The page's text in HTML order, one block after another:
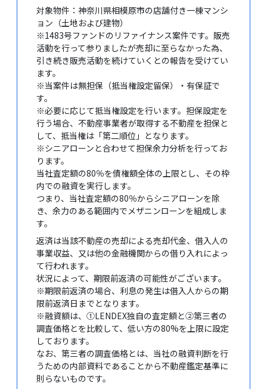
対象物件：神奈川県相模原市の店舗付き一棟マンシ
ョン（土地および建物）
※1483号ファンドのリファイナンス案件です。販売
活動を行って参りましたが売却に至らなかった為、
引き続き販売活動を続けていくとの報告を受けてい
ます。
※当案件は無担保（抵当権設定留保）・有保証で
す。
※必要に応じて抵当権設定を行います。担保設定を
行う場合、不動産事業者が取得する不動産を担保と
して、抵当権は「第二順位」となります。
※シニアローンと合わせて担保余力分析を行ってお
ります。
当社査定額の80％を債権額全体の上限とし、その枠
内での融資を実行します。
つまり、当社査定額の80％からシニアローンを除
き、余力のある範囲内でメザニンローンを組成しま
す。
返済は当該不動産の売却による売却代金、借入人の
事業収益、又は他の金融機関からの借り入れによっ
て行われます。
状況によって、期限前返済の可能性がございます。
※期限前返済の場合、利息の発生は借入人からの期
限前返済日までとなります。
※融資額は、①LENDEX独自の査定額と②第三者の
調査価格とを比較して、低い方の80%を上限に設定
しております。
なお、第三者の調査価格とは、当社の融資判断を行
うための内部資料であることから不動産鑑定基準に
則らないものです。